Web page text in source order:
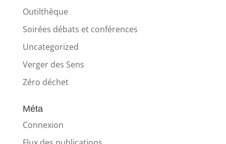
Outilthèque
Soirées débats et conférences
Uncategorized
Verger des Sens
Zéro déchet
Méta
Connexion